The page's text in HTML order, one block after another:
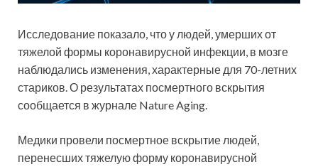
Исследование показало, что у людей, умерших от
тяжелой формы коронавирусной инфекции, в мозге
наблюдались изменения, характерные для 70-летних
стариков. О результатах посмертного вскрытия
сообщается в журнале Nature Aging.
Медики провели посмертное вскрытие людей,
перенесших тяжелую форму коронавирусной